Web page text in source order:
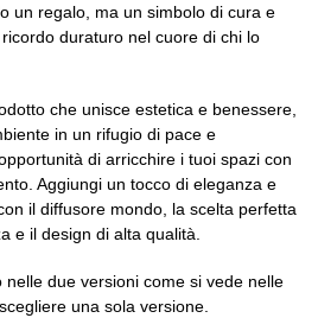
un regalo, ma un simbolo di cura e
duraturo nel cuore di chi lo
che unisce estetica e benessere,
in un rifugio di pace e
di arricchire i tuoi spazi con
Aggiungi un tocco di eleganza e
il diffusore mondo, la scelta perfetta
e il design di alta qualità.
nelle due versioni come si vede nelle
una sola versione.